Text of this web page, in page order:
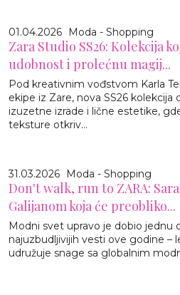
01.04.2026 Moda - Shopping
Zara Studio SS26: Kolekcija
udobnost i prolećnu magij...
Pod kreativnim vođstvom Karla
ekipe iz Zare, nova SS26 kolekcija
izuzetne izrade i lične estetike,
teksture otkriv...
31.03.2026 Moda - Shopping
Don't walk, run to ZARA:
Galijanom koja će preobliko...
Modni svet upravo je dobio jednu
najuzbudljivijih vesti ove godine –
udružuje snage sa globalnim